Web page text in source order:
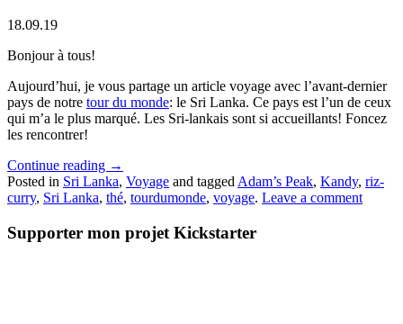
18.09.19
Bonjour à tous!
Aujourd’hui, je vous partage un article voyage avec l’avant-dernier
pays de notre tour du monde: le Sri Lanka. Ce pays est l’un de ceux
qui m’a le plus marqué. Les Sri-lankais sont si accueillants! Foncez
les rencontrer!
Continue reading →
Posted in Sri Lanka, Voyage and tagged Adam’s Peak, Kandy, riz-
curry, Sri Lanka, thé, tourdumonde, voyage. Leave a comment
Supporter mon projet Kickstarter